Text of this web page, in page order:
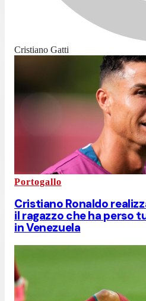
Cristiano Gatti
Portogallo
Cristiano Ronaldo
il ragazzo che ha perso
in Venezuela